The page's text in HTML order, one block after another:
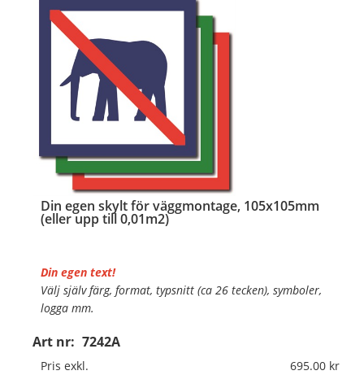
Din egen skylt för väggmontage, 105x105mm
(eller upp till 0,01m2)
Art nr: 7242A
Din egen text!
Välj själv färg, format, typsnitt (ca 26 tecken), symboler,
logga mm.
Material:Plan aluminium, 0,7mm (väggmontage)
Mått:105x105mm (eller annat mått upp till 0,01m²)
Pris exkl. 695.00